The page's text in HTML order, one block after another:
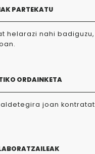
PARTEKATU
helarazi nahi
ORDAINKETA
joan